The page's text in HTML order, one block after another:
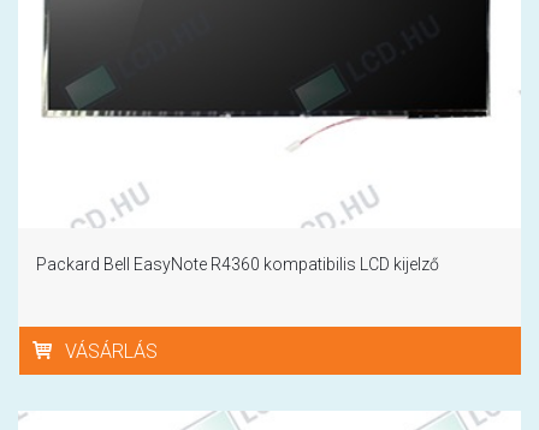
Packard Bell EasyNote R4360 kompatibilis LCD kijelző
VÁSÁRLÁS